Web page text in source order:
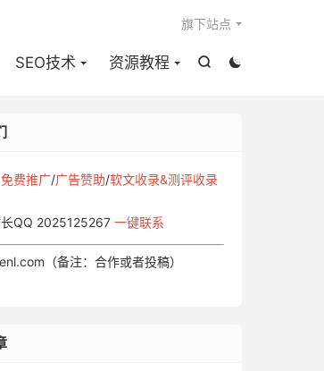


SEO技术 资源教程
旗下站点
免费推广/广告赞助/软文收录&测评收录
QQ 2025125267 一键联系
（备注：合作或者投稿）